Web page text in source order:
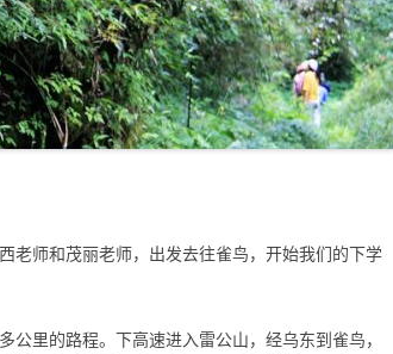
老师和茂丽老师，出发去往雀鸟，开始我们的下学
里的路程。下高速进入雷公山，经乌东到雀鸟，